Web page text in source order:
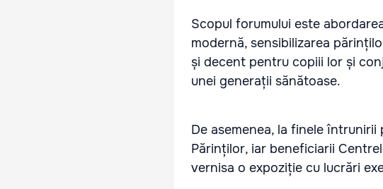
Scopul forumului este
modernă, sensibilizarea
și decent pentru copiii lor și
unei generații sănătoase.
De asemenea, la finele
Părinților, iar beneficiarii
vernisa o expoziție cu lucrări